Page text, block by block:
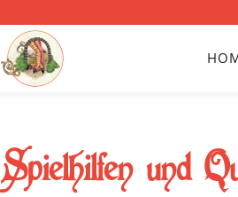
Spielhilfen und